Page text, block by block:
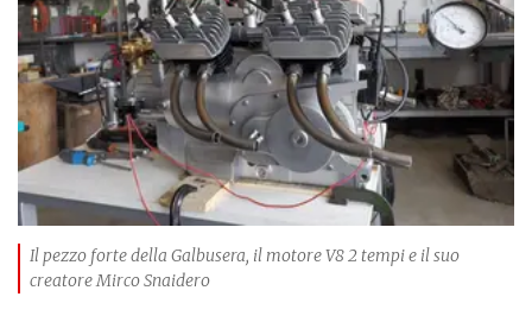
Il pezzo forte della Galbusera, il motore V8 2 tempi e il suo
creatore Mirco Snaidero